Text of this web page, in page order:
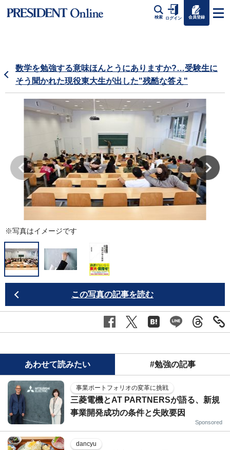
検索 ログイン 会員登録
数学を勉強する意味ほんとうにありますか?…受験生に
そう聞かれた現役東大生が出した"残酷な答え"
※写真はイメージです
この写真の記事を読む
あわせて読みたい #勉強の記事
事業ポートフォリオの変革に挑戦
三菱電機とAT PARTNERSが語る、新規
事業開発成功の条件と失敗要因
Sponsored
dancyu